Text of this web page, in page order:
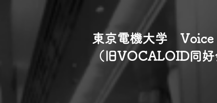
東京電機大学 Voice
（旧VOCALOID同好